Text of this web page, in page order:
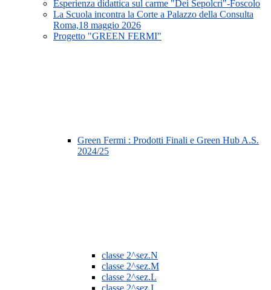
Esperienza didattica sul carme "Dei Sepolcri"-Foscolo
La Scuola incontra la Corte a Palazzo della Consulta
Roma,18 maggio 2026
Progetto "GREEN FERMI"
Green Fermi : Prodotti Finali e Green Hub A.S.
2024/25
classe 2^sez.N
classe 2^sez.M
classe 2^sez.L